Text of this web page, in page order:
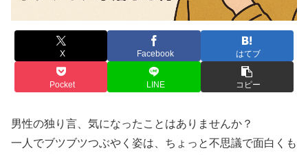
X Facebook はてブ
Pocket LINE コピー
男性の独り言、気になったことはありませんか？
一人でブツブツつぶやく姿は、ちょっと不思議で面白くも